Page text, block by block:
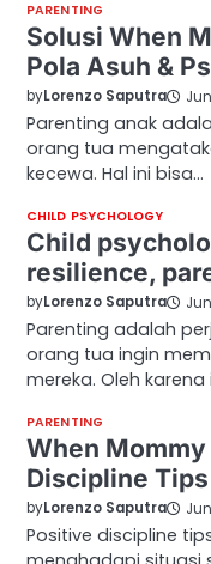
PARENTING
Solusi When
Pola Asuh &
byLorenzo Saputra
Parenting anak
orang tua
kecewa. Hal ini bisa…
CHILD PSYCHOLOGY
Child
resilience,
byLorenzo Saputra
Parenting adalah
orang tua ingin
mereka. Oleh
PARENTING
When
Discipline
byLorenzo Saputra
Positive discipline